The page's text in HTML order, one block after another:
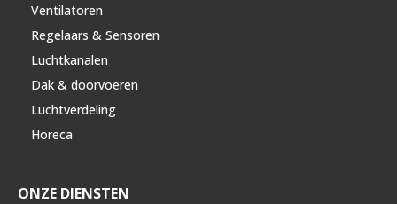
Ventilatoren
Regelaars & Sensoren
Luchtkanalen
Dak & doorvoeren
Luchtverdeling
Horeca
ONZE DIENSTEN